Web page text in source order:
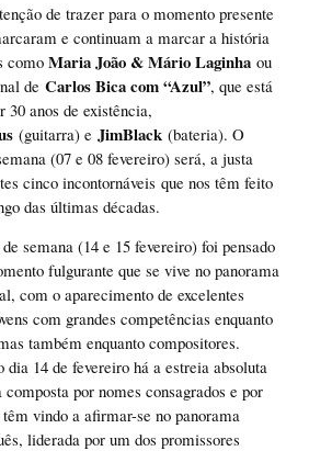
de trazer para o momento presente
e continuam a marcar a história
como Maria João & Mário Laginhaou
de Carlos Bica com “Azul”, que está
30 anos de existência,
(guitarra) e JimBlack(bateria). O
(07 e 08 fevereiro) será, a justa
cinco incontornáveis que nos têm feito
das últimas décadas.
semana (14 e 15 fevereiro) foi pensado
fulgurante que se vive no panorama
com o aparecimento de excelentes
com grandes competências enquanto
também enquanto compositores.
dia 14 de fevereiro há a estreia absoluta
por nomes consagrados e por
vindo a afirmar-se no panorama
liderada por um dos promissores